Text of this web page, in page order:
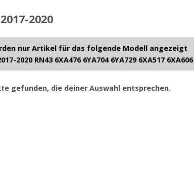
2020
nur Artikel für das folgende Modell angezeigt
2020 RN43 6XA476 6YA704 6YA729 6XA517 6XA606
gefunden, die deiner Auswahl entsprechen.